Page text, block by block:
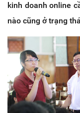
kinh doanh online
nào cũng ở trạng